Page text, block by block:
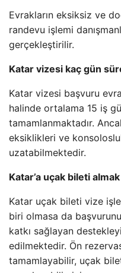
Evrakların eksiksiz ve
randevu işlemi
gerçekleştirilir.
Katar vizesi kaç gün
Katar vizesi başvuru
halinde ortalama 15 iş
tamamlanmaktadır.
eksiklikleri ve
uzatabilmektedir.
Katar’a uçak bileti
Katar uçak bileti vize
biri olmasa da
katkı sağlayan
edilmektedir. Ön
tamamlayabilir, uçak